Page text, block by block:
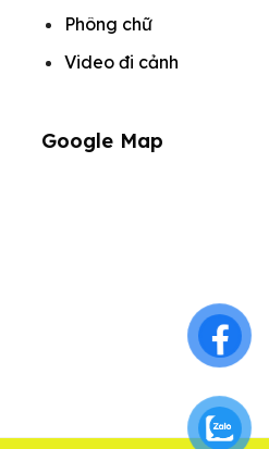
Phông chữ
Video đi cảnh
Google Map